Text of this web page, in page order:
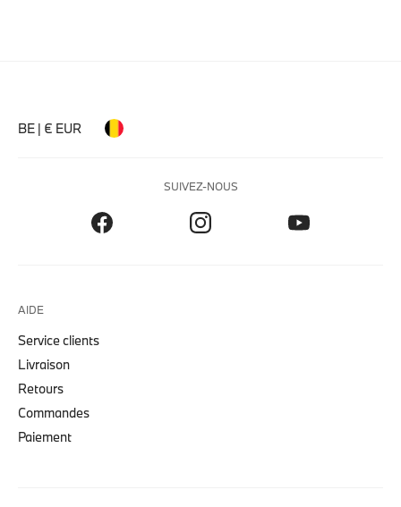
BE | € EUR
SUIVEZ-NOUS
AIDE
Service clients
Livraison
Retours
Commandes
Paiement